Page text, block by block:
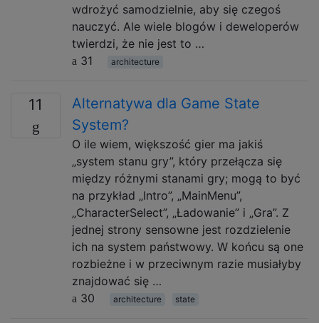
wdrożyć samodzielnie, aby się czegoś
nauczyć. Ale wiele blogów i deweloperów
twierdzi, że nie jest to …
31
architecture
11
Alternatywa dla Game State
System?
O ile wiem, większość gier ma jakiś
„system stanu gry”, który przełącza się
między różnymi stanami gry; mogą to być
na przykład „Intro”, „MainMenu”,
„CharacterSelect”, „Ładowanie” i „Gra”. Z
jednej strony sensowne jest rozdzielenie
ich na system państwowy. W końcu są one
rozbieżne i w przeciwnym razie musiałyby
znajdować się …
30
architecture state